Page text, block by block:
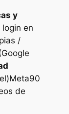
y
en
/
de